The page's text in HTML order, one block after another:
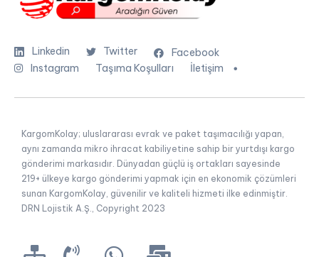
Linkedin Twitter
Facebook
Instagram
Taşıma Koşulları İletişim
KargomKolay; uluslararası evrak ve paket taşımacılığı yapan,
aynı zamanda mikro ihracat kabiliyetine sahip bir yurtdışı kargo
gönderimi markasıdır. Dünyadan güçlü iş ortakları sayesinde
219+ ülkeye kargo gönderimi yapmak için en ekonomik çözümleri
sunan KargomKolay, güvenilir ve kaliteli hizmeti ilke edinmiştir.
DRN Lojistik A.Ş., Copyright 2023